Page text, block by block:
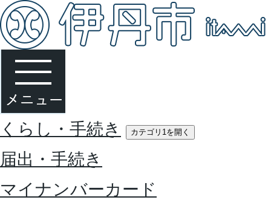
くらし・手続き カテゴリ1を開く
届出・手続き
マイナンバーカード